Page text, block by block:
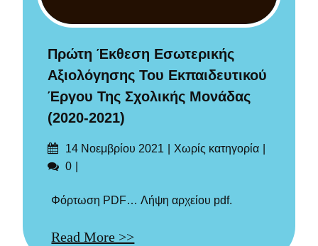
Πρώτη Έκθεση Εσωτερικής
Αξιολόγησης Του Εκπαιδευτικού
Έργου Της Σχολικής Μονάδας
(2020-2021)
Δημοσιεύτηκε
στις
14 Νοεμβρίου 2021 Categories
Χωρίς κατηγορία
Σχόλια
0
Φόρτωση PDF… Λήψη αρχείου pdf.
Read More >>